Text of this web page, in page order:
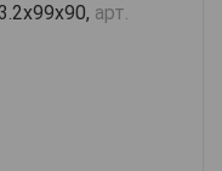
арт.